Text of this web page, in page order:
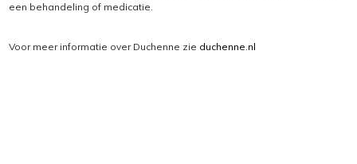
een behandeling of medicatie.
Voor meer informatie over Duchenne zie duchenne.nl